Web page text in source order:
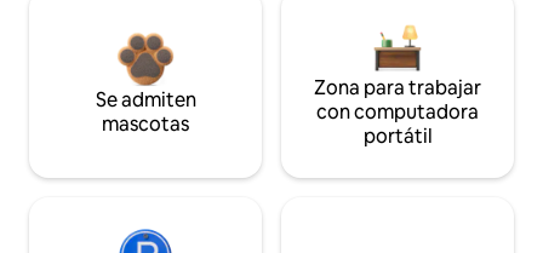
Se admiten
mascotas
Zona para trabajar
con computadora
portátil